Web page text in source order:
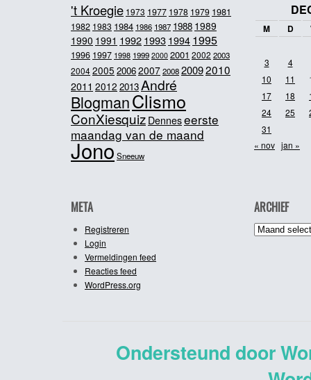
't Kroegie 1973 1977 1978 1979 1981
1982 1983 1984 1986 1987 1988 1989
1990 1991 19921993 1994 1995
1996 1997 1998 1999 2000 2001 2002 2003
20042005 20062007200820092010
2011 2012 2013André
BlogmanClismo
ConXiesquiz Denneseerste
maandag van de maand
JonoSneeuw
M D
3
4
10
11
17
18
24
25
31
« nov jan »
META
Registreren
Login
Vermeldingen feed
Reacties feed
WordPress.org
ARCHIEF
Archief
Ondersteund door